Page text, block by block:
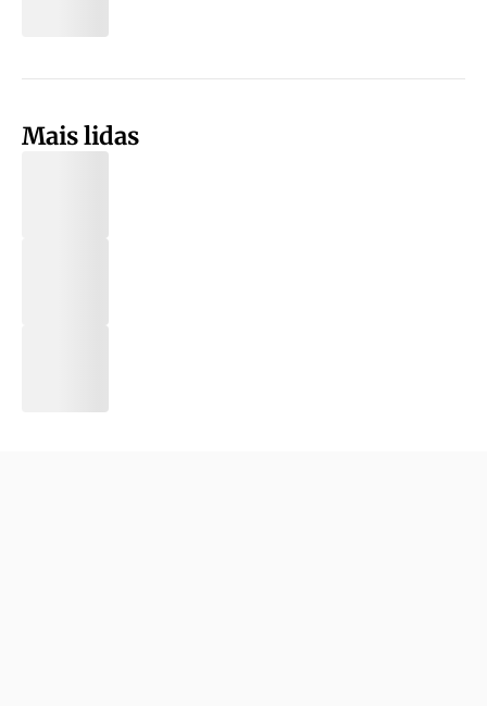
Mais lidas